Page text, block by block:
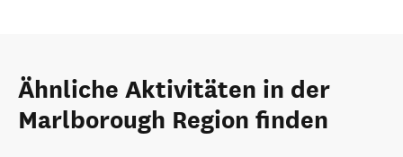
Ähnliche Aktivitäten in der
Marlborough Region finden